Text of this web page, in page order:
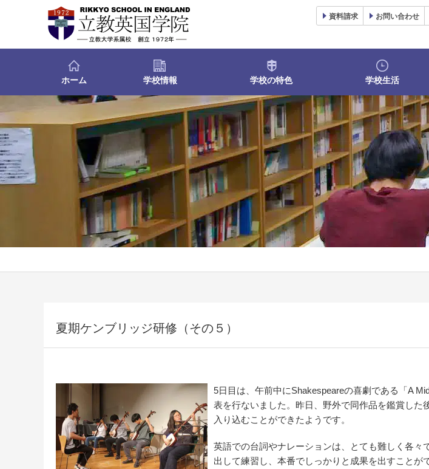
資料請求 お問い合わせ
ホーム 学校情報 学校の特色 学校生活
夏期ケンブリッジ研修（その５）
5日目は、午前中にShakespeareの喜劇である「A
表を行ないました。昨日、野外で同作品を鑑賞した
入り込むことができたようです。
英語での台詞やナレーションは、とても難しく各々
出して練習し、本番でしっかりと成果を出すことが